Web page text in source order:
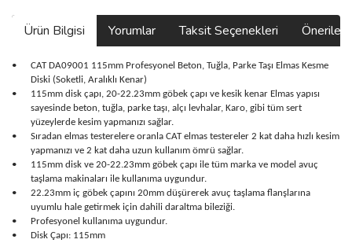
Ürün Bilgisi Yorumlar Taksit Seçenekleri
•
CAT DA09001 115mm Profesyonel Beton, Tuğla, Parke Taşı Elmas Kesme
Diski (Soketli, Aralıklı Kenar)
•
115mm disk çapı, 20-22.23mm göbek çapı ve kesik kenar Elmas yapısı
sayesinde beton, tuğla, parke taşı, alçı levhalar, Karo, gibi tüm sert
yüzeylerde kesim yapmanızı sağlar.
•
Sıradan elmas testerelere oranla CAT elmas testereler 2 kat daha hızlı kesim
yapmanızı ve 2 kat daha uzun kullanım ömrü sağlar.
•
115mm disk ve 20-22.23mm göbek çapı ile tüm marka ve model avuç
taşlama makinaları ile kullanıma uygundur.
•
22.23mm iç göbek çapını 20mm düşürerek avuç taşlama flanşlarına
uyumlu hale getirmek için dahili daraltma bileziği.
•
Profesyonel kullanıma uygundur.
•
Disk Çapı: 115mm